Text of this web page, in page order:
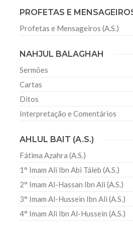
recebe o ex-ministro das
o Centro Islâmico no Brasil recebeu
das Relações Exteriores da República
se visitando
PROFETAS E
Profetas e Mensageiros (A.S.)
NAHJUL BALAGHAH
Sermões
Cartas
Ditos
Interpretação e Comentários
AHLUL BAIT (A.S.)
Fátima Azahra (A.S.)
1° Imam Ali Ibn Abi Táleb (A.S.)
2° Imam Al-Hassan Ibn Ali (A.S.)
3° Imam Al-Hussein Ibn Ali (A.S.)
4° Imam Ali Ibn Al-Hussein (A.S.)